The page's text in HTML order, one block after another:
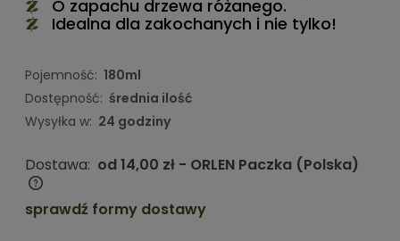
O zapachu drzewa różanego.
Idealna dla zakochanych i nie tylko!
Pojemność: 180ml
Dostępność: średnia ilość
Wysyłka w: 24 godziny
Dostawa: od 14,00 zł - ORLEN Paczka (Polska)
Cena nie zawiera ewentualnych kosztów płatności
sprawdź formy dostawy